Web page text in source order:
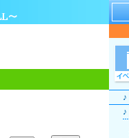
♪
♪